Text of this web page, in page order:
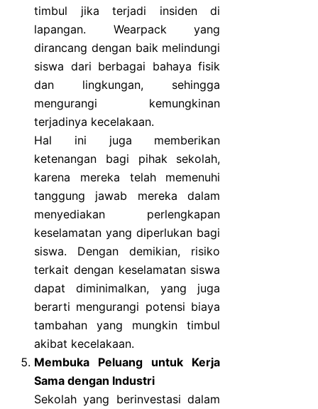
timbul jika terjadi insiden di
lapangan. Wearpack yang
dirancang dengan baik melindungi
siswa dari berbagai bahaya fisik
dan lingkungan, sehingga
mengurangi kemungkinan
terjadinya kecelakaan.
Hal ini juga memberikan
ketenangan bagi pihak sekolah,
karena mereka telah memenuhi
tanggung jawab mereka dalam
menyediakan perlengkapan
keselamatan yang diperlukan bagi
siswa. Dengan demikian, risiko
terkait dengan keselamatan siswa
dapat diminimalkan, yang juga
berarti mengurangi potensi biaya
tambahan yang mungkin timbul
akibat kecelakaan.
Membuka Peluang untuk Kerja
Sama dengan Industri
Sekolah yang berinvestasi dalam